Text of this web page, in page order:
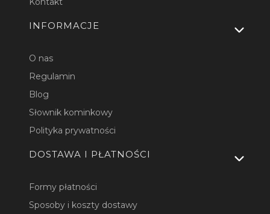
INFORMACJE
O nas
Regulamin
Blog
Słownik kominkowy
Polityka prywatności
DOSTAWA I PŁATNOŚCI
Formy płatności
Sposoby i koszty dostawy